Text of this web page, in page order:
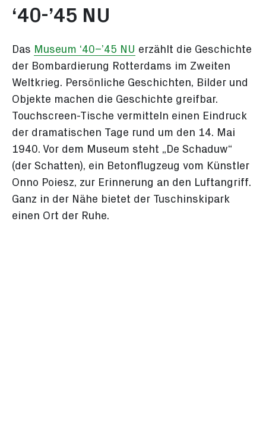
‘40-’45 NU
Das Museum ‘40–’45 NU erzählt die Geschichte
der Bombardierung Rotterdams im Zweiten
Weltkrieg. Persönliche Geschichten, Bilder und
Objekte machen die Geschichte greifbar.
Touchscreen-Tische vermitteln einen Eindruck
der dramatischen Tage rund um den 14. Mai
1940. Vor dem Museum steht „De Schaduw“
(der Schatten), ein Betonflugzeug vom Künstler
Onno Poiesz, zur Erinnerung an den Luftangriff.
Ganz in der Nähe bietet der Tuschinskipark
einen Ort der Ruhe.